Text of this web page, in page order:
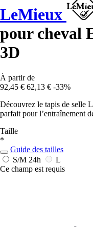
LeMieux
pour cheval
3D
À partir de
92,45 € 62,13 € -33%
Découvrez le tapis de selle
parfait pour l’entraînement
Taille
*
Guide des tailles
S/M 24h
L
Ce champ est requis